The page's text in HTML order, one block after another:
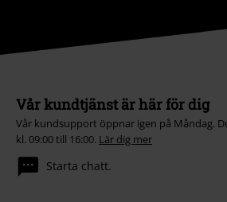
Vår kundtjänst är här för dig
Vår kundsupport öppnar igen på Måndag.
kl. 09:00 till 16:00. Lär dig mer
Starta chatt.